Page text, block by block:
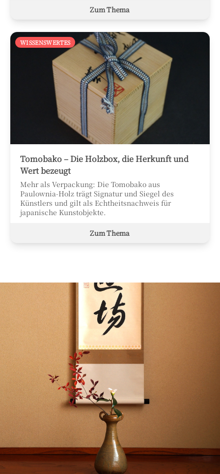
Zum Thema
WISSENSWERTES
Tomobako – Die Holzbox, die Herkunft und
Wert bezeugt
Mehr als Verpackung: Die Tomobako aus
Paulownia-Holz trägt Signatur und Siegel des
Künstlers und gilt als Echtheitsnachweis für
japanische Kunstobjekte.
Zum Thema